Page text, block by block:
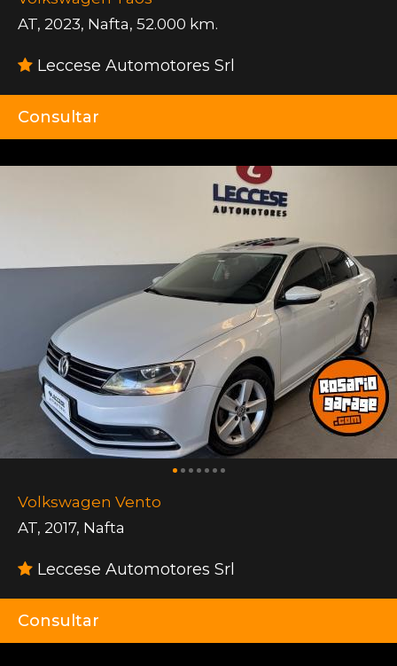
AT, 2023, Nafta, 52.000 km.
Leccese Automotores Srl
Consultar
Volkswagen Vento
AT, 2017, Nafta
Leccese Automotores Srl
Consultar